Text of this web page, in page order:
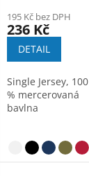
195 Kč bez DPH
236 Kč
DETAIL
Single Jersey, 100
% mercerovaná
bavlna